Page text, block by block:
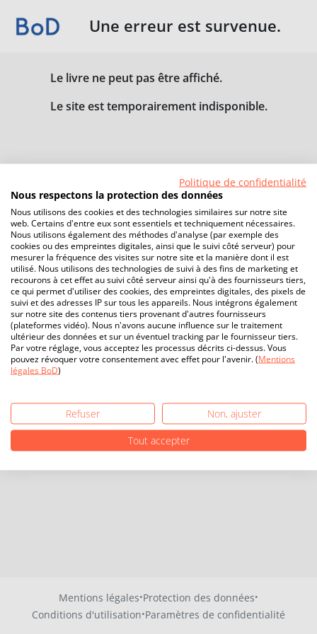
Une erreur est survenue.
Le livre ne peut pas être affiché.
Le site est temporairement indisponible.
Mentions légales·Protection des données·
Conditions d'utilisation·Paramètres de confidentialité
Politique de confidentialité
Nous respectons la protection des données
Nous utilisons des cookies et des technologies similaires sur notre site
web. Certains d'entre eux sont essentiels et techniquement nécessaires.
Nous utilisons également des méthodes d'analyse (par exemple des
cookies ou des empreintes digitales, ainsi que le suivi côté serveur) pour
mesurer la fréquence des visites sur notre site et la manière dont il est
utilisé. Nous utilisons des technologies de suivi à des fins de marketing et
recourons à cet effet au suivi côté serveur ainsi qu'à des fournisseurs tiers,
ce qui permet d'utiliser des cookies, des empreintes digitales, des pixels de
suivi et des adresses IP sur tous les appareils. Nous intégrons également
sur notre site des contenus tiers provenant d'autres fournisseurs
(plateformes vidéo). Nous n'avons aucune influence sur le traitement
ultérieur des données et sur un éventuel tracking par le fournisseur tiers.
Par votre réglage, vous acceptez les processus décrits ci-dessus. Vous
pouvez révoquer votre consentement avec effet pour l'avenir. (Mentions
légales BoD)
Refuser
Non, ajuster
Tout accepter